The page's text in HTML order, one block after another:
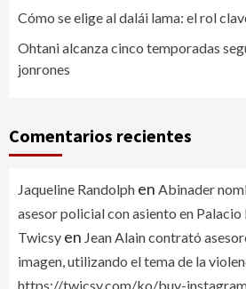
Cómo se elige al dalái lama: el rol
Ohtani alcanza cinco temporadas
jonrones
Comentarios recientes
Jaqueline Randolph en Abinader
asesor policial con asiento en
Twicsy en Jean Alain contrató
imagen, utilizando el tema de la
https://twicsy.com/ko/buy-